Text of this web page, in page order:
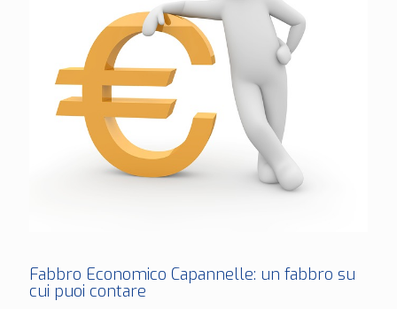
Fabbro Economico Capannelle: un fabbro su
cui puoi contare